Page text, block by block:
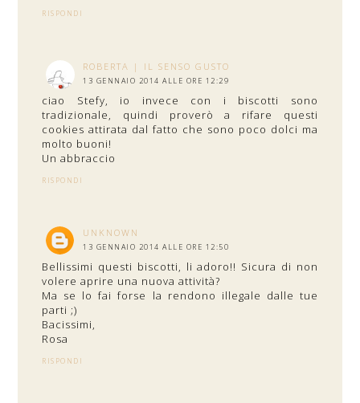
RISPONDI
ROBERTA | IL SENSO GUSTO
13 GENNAIO 2014 ALLE ORE 12:29
ciao Stefy, io invece con i biscotti sono
tradizionale, quindi proverò a rifare questi
cookies attirata dal fatto che sono poco dolci ma
molto buoni!
Un abbraccio
RISPONDI
UNKNOWN
13 GENNAIO 2014 ALLE ORE 12:50
Bellissimi questi biscotti, li adoro!! Sicura di non
volere aprire una nuova attività?
Ma se lo fai forse la rendono illegale dalle tue
parti ;)
Bacissimi,
Rosa
RISPONDI